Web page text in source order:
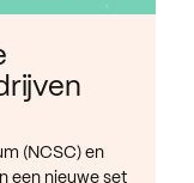
(NCSC) en
een nieuwe set